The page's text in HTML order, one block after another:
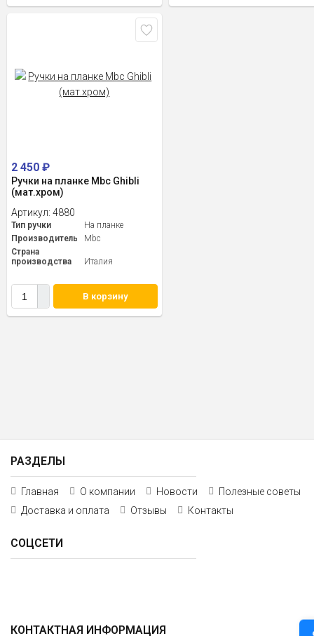
2 450 ₽
Ручки на планке Mbc Ghibli
(мат.хром)
Артикул: 4880
Тип ручки
На планке
Производитель
Mbc
Страна
производства
Италия
В корзину
КОНТАКТНАЯ ИНФОРМАЦИЯ
РАЗДЕЛЫ
Главная О компании Новости
Полезные советы
Доставка и оплата
Отзывы Контакты
СОЦСЕТИ